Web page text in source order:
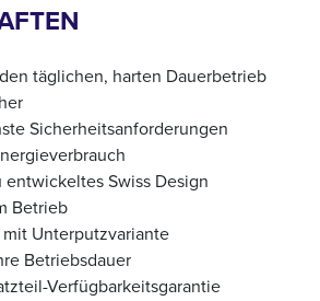
täglichen, harten Dauerbetrieb
Sicherheitsanforderungen
Swiss Design
Betrieb
Unterputzvariante
Betriebsdauer
Verfügbarkeitsgarantie